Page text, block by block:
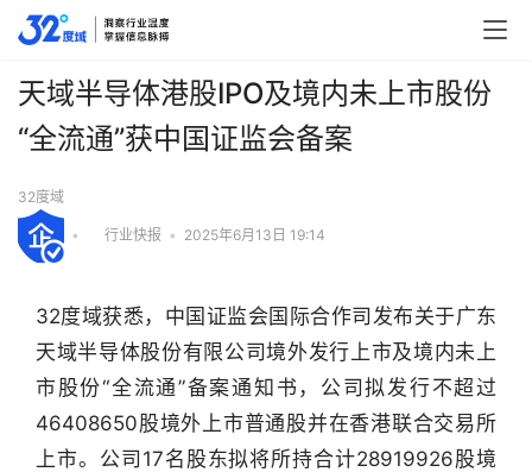
天域半导体港股IPO及境内未上市股份
“全流通”获中国证监会备案
32度域
• 行业快报 • 2025年6月13日 19:14
32度域获悉，中国证监会国际合作司发布关于广东
天域半导体股份有限公司境外发行上市及境内未上
市股份“全流通”备案通知书，公司拟发行不超过
46408650股境外上市普通股并在香港联合交易所
上市。公司17名股东拟将所持合计28919926股境